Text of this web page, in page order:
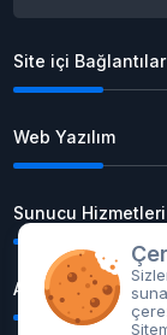
Site içi Bağlantılar
Web Yazılım
Sunucu Hizmetleri
Alan Adı Tescil